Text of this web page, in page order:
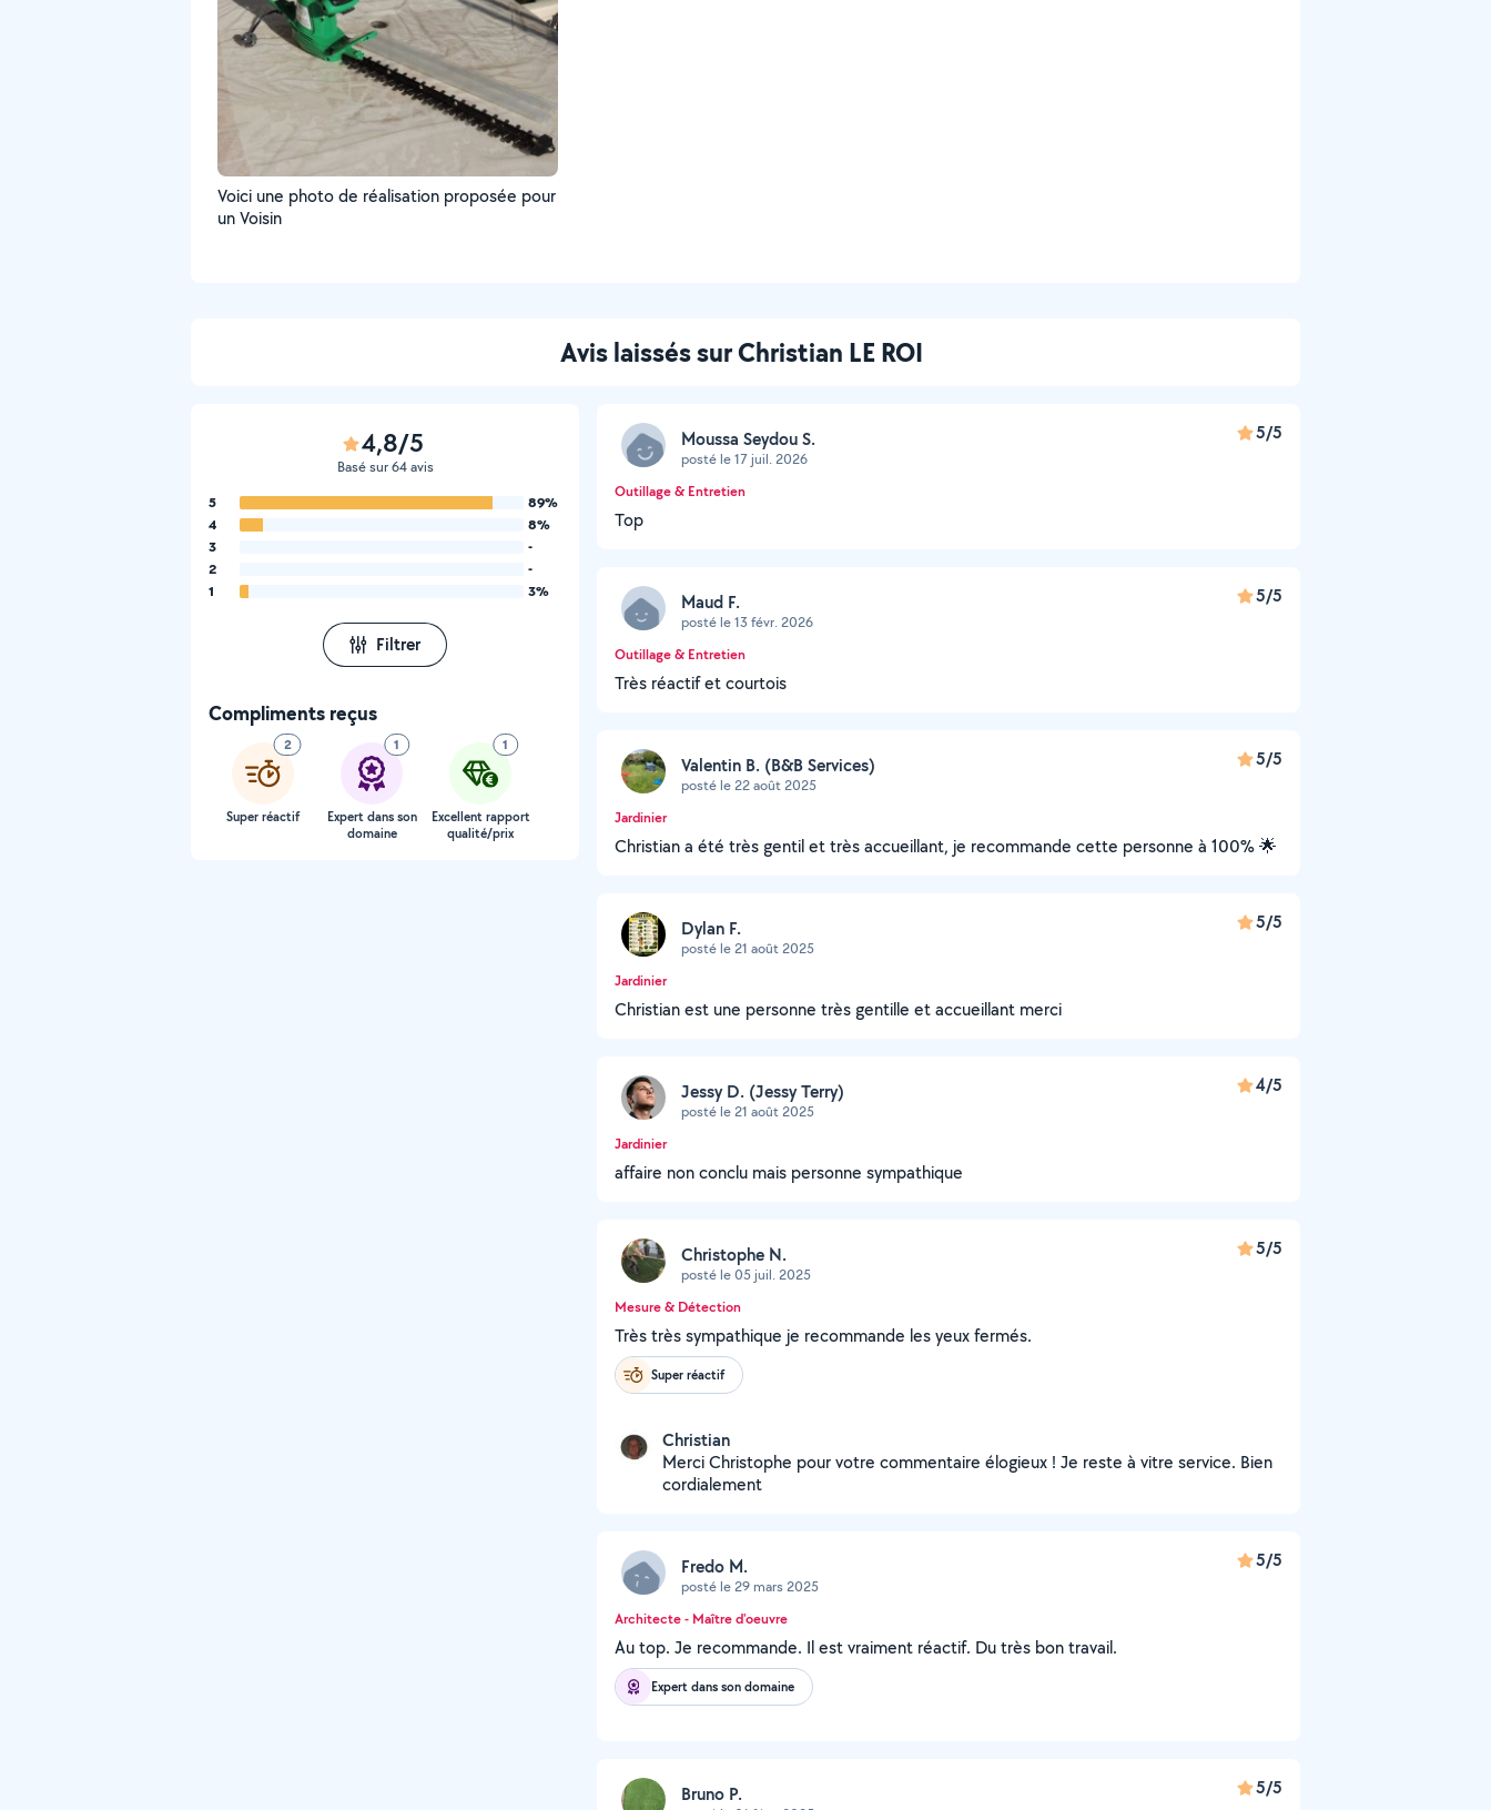
Voici une photo de réalisation proposée pour
un Voisin
Avis laissés sur Christian LE ROI
4,8/5
Basé sur 64 avis
5
89%
4
8%
3
-
2
-
1
3%
Filtrer
Compliments reçus
2
Super réactif
1
Expert dans son
domaine
1
Excellent rapport
qualité/prix
Moussa Seydou S.
posté le 17 juil. 2026
5/5
Outillage & Entretien
Top
Maud F.
posté le 13 févr. 2026
5/5
Outillage & Entretien
Très réactif et courtois
Valentin B. (B&B Services)
posté le 22 août 2025
5/5
Jardinier
Christian a été très gentil et très accueillant, je recommande cette personne à 100% 🌟
Dylan F.
posté le 21 août 2025
5/5
Jardinier
Christian est une personne très gentille et accueillant merci
Jessy D. (Jessy Terry)
posté le 21 août 2025
4/5
Jardinier
affaire non conclu mais personne sympathique
Christophe N.
posté le 05 juil. 2025
5/5
Mesure & Détection
Très très sympathique je recommande les yeux fermés.
Super réactif
Christian
Merci Christophe pour votre commentaire élogieux ! Je reste à vitre service. Bien
cordialement
Fredo M.
posté le 29 mars 2025
5/5
Architecte - Maître d'oeuvre
Au top. Je recommande. Il est vraiment réactif. Du très bon travail.
Expert dans son domaine
Bruno P. 5/5